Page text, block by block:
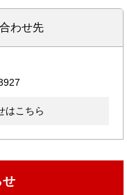
わせ先
はこちら
せ